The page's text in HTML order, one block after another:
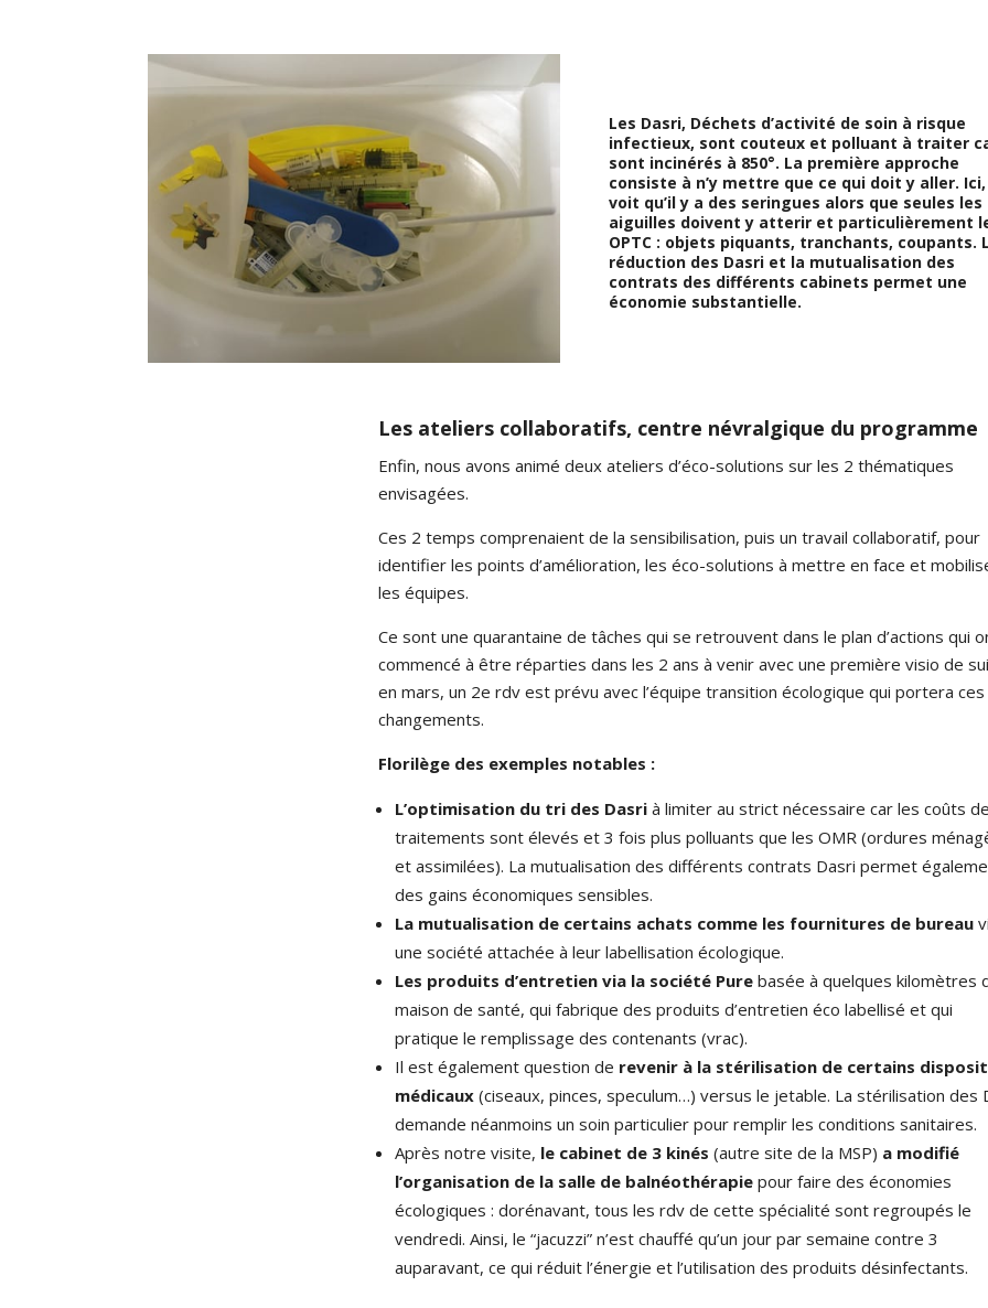
Les Dasri, Déchets d’activité de soin à risque
infectieux, sont couteux et polluant à traiter
sont incinérés à 850°. La première approche
consiste à n’y mettre que ce qui doit y aller.
voit qu’il y a des seringues alors que seules les
aiguilles doivent y atterir et particulièrement
OPTC : objets piquants, tranchants, coupants.
réduction des Dasri et la mutualisation des
contrats des différents cabinets permet une
économie substantielle.
Les ateliers collaboratifs, centre névralgique du programme
Enfin, nous avons animé deux ateliers d’éco-solutions sur les 2 thématiques
envisagées.
Ces 2 temps comprenaient de la sensibilisation, puis un travail collaboratif, pour
identifier les points d’amélioration, les éco-solutions à mettre en face et
les équipes.
Ce sont une quarantaine de tâches qui se retrouvent dans le plan d’actions qui
commencé à être réparties dans les 2 ans à venir avec une première visio de
en mars, un 2e rdv est prévu avec l’équipe transition écologique qui portera ces
changements.
Florilège des exemples notables :
L’optimisation du tri des Dasri à limiter au strict nécessaire car les coûts de
traitements sont élevés et 3 fois plus polluants que les OMR (ordures
et assimilées). La mutualisation des différents contrats Dasri permet
des gains économiques sensibles.
La mutualisation de certains achats comme les fournitures de bureau
une société attachée à leur labellisation écologique.
Les produits d’entretien via la société Pure basée à quelques kilomètres
maison de santé, qui fabrique des produits d’entretien éco labellisé et qui
pratique le remplissage des contenants (vrac).
Il est également question de revenir à la stérilisation de certains
médicaux (ciseaux, pinces, speculum…) versus le jetable. La stérilisation des
demande néanmoins un soin particulier pour remplir les conditions sanitaires.
Après notre visite, le cabinet de 3 kinés (autre site de la MSP) a modifié
l’organisation de la salle de balnéothérapie pour faire des économies
écologiques : dorénavant, tous les rdv de cette spécialité sont regroupés le
vendredi. Ainsi, le “jacuzzi” n’est chauffé qu’un jour par semaine contre 3
auparavant, ce qui réduit l’énergie et l’utilisation des produits désinfectants.